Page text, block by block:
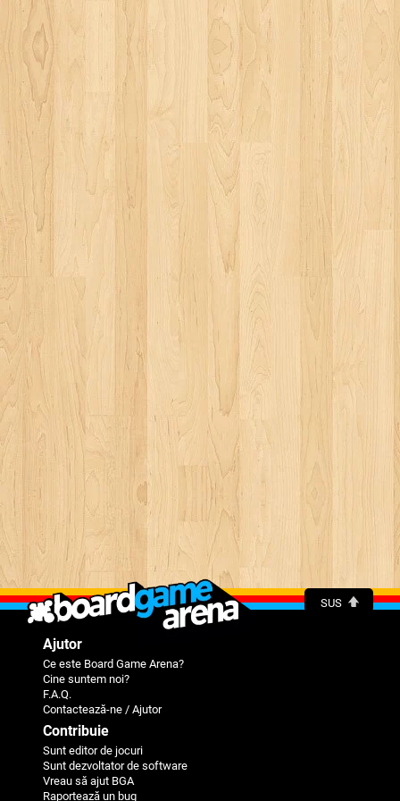
SUS
Ajutor
Ce este Board Game Arena?
Cine suntem noi?
F.A.Q.
Contactează-ne / Ajutor
Contribuie
Sunt editor de jocuri
Sunt dezvoltator de software
Vreau să ajut BGA
Raportează un bug